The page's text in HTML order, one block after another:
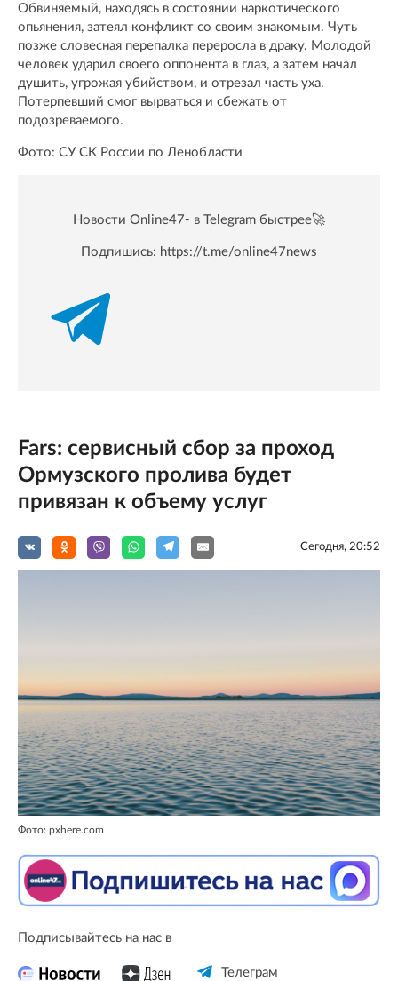
Обвиняемый, находясь в состоянии наркотического
опьянения, затеял конфликт со своим знакомым. Чуть
позже словесная перепалка переросла в драку. Молодой
человек ударил своего оппонента в глаз, а затем начал
душить, угрожая убийством, и отрезал часть уха.
Потерпевший смог вырваться и сбежать от
подозреваемого.
Фото: СУ СК России по Ленобласти
Новости Online47- в Telegram быстрее🚀
Подпишись: https://t.me/online47news
Fars: сервисный сбор за проход
Ормузского пролива будет
привязан к объему услуг
Сегодня, 20:52
Фото: pxhere.com
Подписывайтесь на нас в
Телеграм